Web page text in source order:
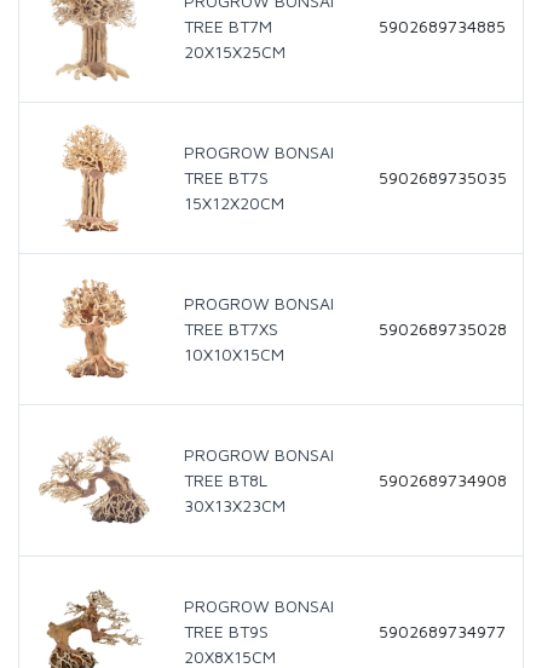
TREE BT7M
20X15X25CM
5902689734885
PROGROW BONSAI
TREE BT7S
15X12X20CM
5902689735035
PROGROW BONSAI
TREE BT7XS
10X10X15CM
5902689735028
PROGROW BONSAI
TREE BT8L
30X13X23CM
5902689734908
PROGROW BONSAI
TREE BT9S
20X8X15CM
5902689734977